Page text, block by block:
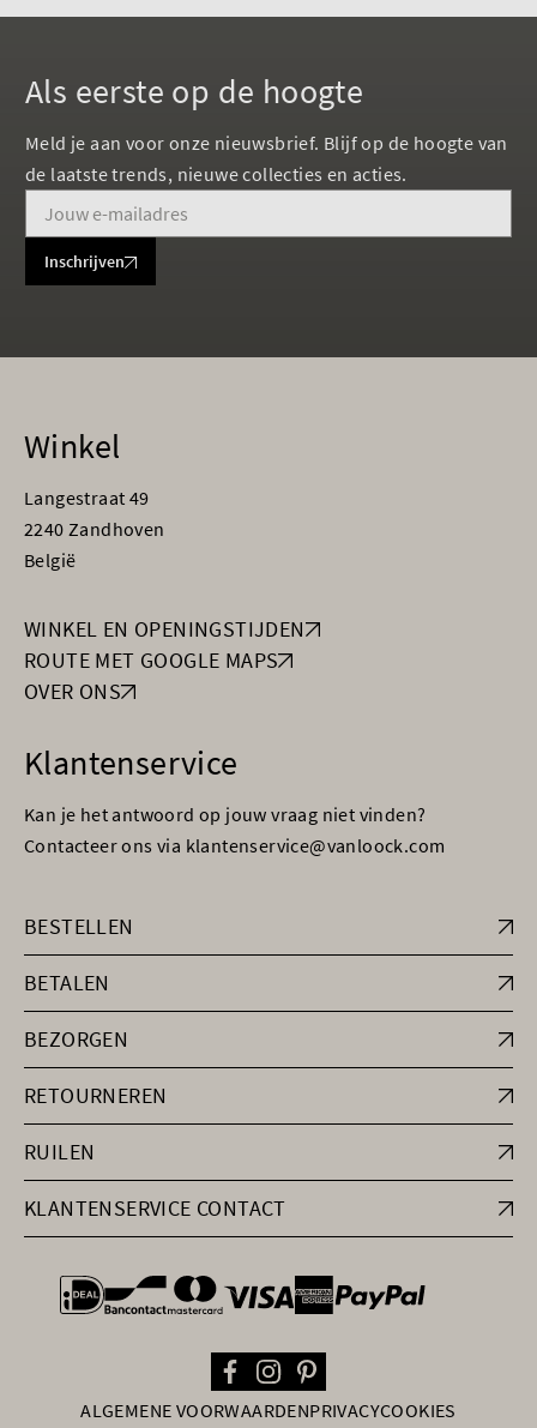
Als eerste op de hoogte
Meld je aan voor onze nieuwsbrief. Blijf op de hoogte van
de laatste trends, nieuwe collecties en acties.
Inschrijven
Winkel
Langestraat 49
2240 Zandhoven
België
WINKEL EN OPENINGSTIJDEN
ROUTE MET GOOGLE MAPS
OVER ONS
Klantenservice
Kan je het antwoord op jouw vraag niet vinden?
Contacteer ons via klantenservice@vanloock.com
BESTELLEN
BETALEN
BEZORGEN
RETOURNEREN
RUILEN
KLANTENSERVICE CONTACT
general.paymentOptions
ALGEMENE VOORWAARDENPRIVACYCOOKIES